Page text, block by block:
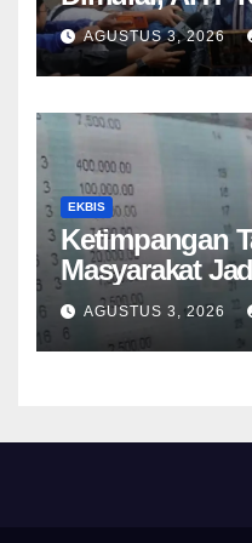
Keselamatan
AGUSTUS 3, 2026
EKBIS
Ketimpangan
Masyarakat
Tengah
AGUSTUS 3, 2026